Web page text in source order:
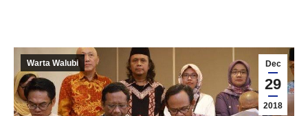
Dec
29
2018
Warta Walubi